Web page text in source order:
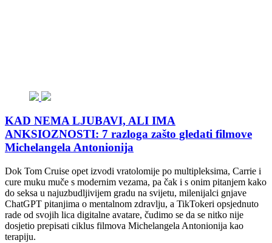
KAD NEMA LJUBAVI, ALI IMA
ANKSIOZNOSTI: 7 razloga zašto gledati filmove
Michelangela Antonionija
Dok Tom Cruise opet izvodi vratolomije po multipleksima, Carrie i
cure muku muče s modernim vezama, pa čak i s onim pitanjem kako
do seksa u najuzbudljivijem gradu na svijetu, milenijalci gnjave
ChatGPT pitanjima o mentalnom zdravlju, a TikTokeri opsjednuto
rade od svojih lica digitalne avatare, čudimo se da se nitko nije
dosjetio prepisati ciklus filmova Michelangela Antonionija kao
terapiju.